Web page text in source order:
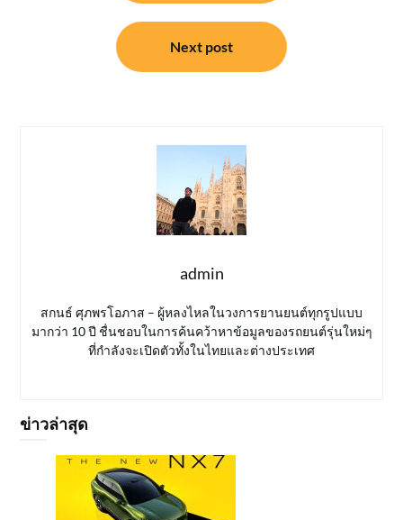
Next post
admin
สกนธ์ ศุภพรโอภาส – ผู้หลงไหลในวงการยานยนต์ทุกรูปแบบ
มากว่า 10 ปี ชื่นชอบในการค้นคว้าหาข้อมูลของรถยนต์รุ่นใหม่ๆ
ที่กำลังจะเปิดตัวทั้งในไทยและต่างประเทศ
ข่าวล่าสุด